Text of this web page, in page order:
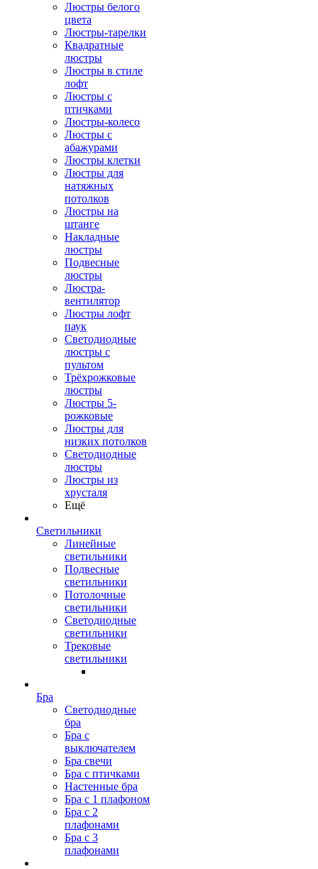
Люстры белого
цвета
Люстры-тарелки
Квадратные
люстры
Люстры в стиле
лофт
Люстры с
птичками
Люстры-колесо
Люстры с
абажурами
Люстры клетки
Люстры для
натяжных
потолков
Люстры на
штанге
Накладные
люстры
Подвесные
люстры
Люстра-
вентилятор
Люстры лофт
паук
Светодиодные
люстры с
пультом
Трёхрожковые
люстры
Люстры 5-
рожковые
Люстры для
низких потолков
Cветодиодные
люстры
Люстры из
хрусталя
Ещё
Светильники
Линейные
светильники
Подвесные
светильники
Потолочные
светильники
Светодиодные
светильники
Трековые
светильники
Бра
Светодиодные
бра
Бра с
выключателем
Бра свечи
Бра с птичками
Настенные бра
Бра с 1 плафоном
Бра с 2
плафонами
Бра с 3
плафонами